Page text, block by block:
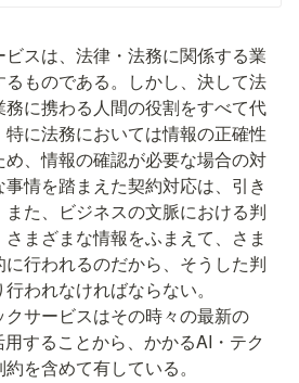
スは、法律・法務に関係する業
ものである。しかし、決して法
に携わる人間の役割をすべて代
に法務においては情報の正確性
、情報の確認が必要な場合の対
情を踏まえた契約対応は、引き
た、ビジネスの文脈における判
まざまな情報をふまえて、さま
行われるのだから、そうした判
われなければならない。
サービスはその時々の最新の
することから、かかるAI・テク
を含めて有している。